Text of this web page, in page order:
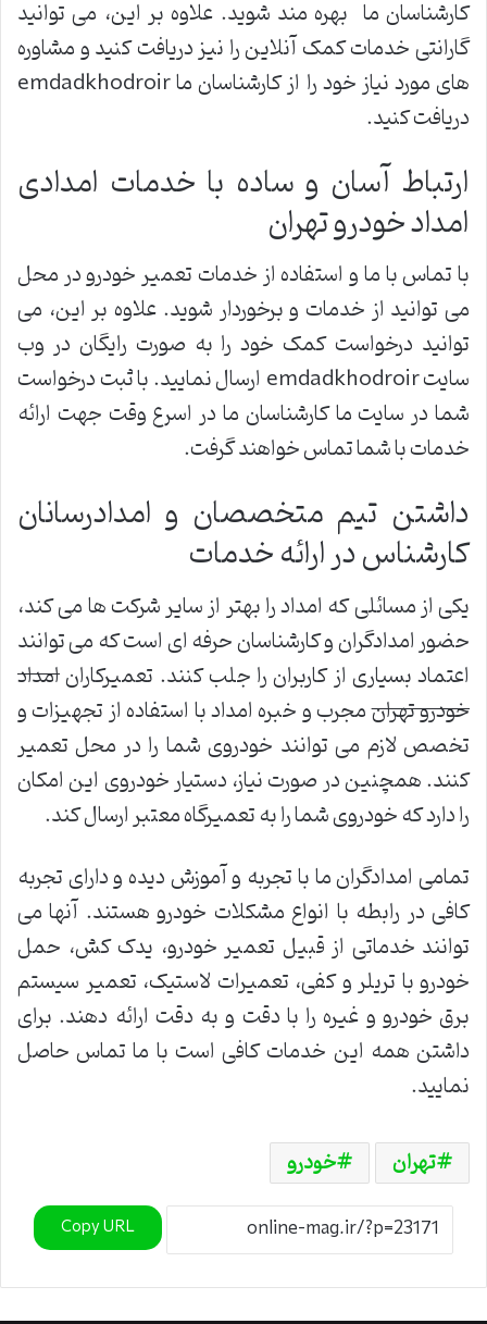
کارشناسان ما بهره مند شوید. علاوه بر این، می توانید
گارانتی خدمات کمک آنلاین را نیز دریافت کنید و مشاوره
های مورد نیاز خود را از کارشناسان ما emdadkhodroir
دریافت کنید.
ارتباط آسان و ساده با خدمات امدادی
امداد خودرو تهران
با تماس با ما و استفاده از خدمات تعمیر خودرو در محل
می توانید از خدمات و برخوردار شوید. علاوه بر این، می
توانید درخواست کمک خود را به صورت رایگان در وب
سایت emdadkhodroir ارسال نمایید. با ثبت درخواست
شما در سایت ما کارشناسان ما در اسرع وقت جهت ارائه
خدمات با شما تماس خواهند گرفت.
داشتن تیم متخصصان و امدادرسانان
کارشناس در ارائه خدمات
یکی از مسائلی که امداد را بهتر از سایر شرکت ها می کند،
حضور امدادگران و کارشناسان حرفه ای است که می توانند
اعتماد بسیاری از کاربران را جلب کنند. تعمیرکارانامداد
خودرو تهرانمجرب و خبره امداد با استفاده از تجهیزات و
تخصص لازم می توانند خودروی شما را در محل تعمیر
کنند. همچنین در صورت نیاز، دستیار خودروی این امکان
را دارد که خودروی شما را به تعمیرگاه معتبر ارسال کند.
تمامی امدادگران ما با تجربه و آموزش دیده و دارای تجربه
کافی در رابطه با انواع مشکلات خودرو هستند. آنها می
توانند خدماتی از قبیل تعمیر خودرو، یدک کش، حمل
خودرو با تریلر و کفی، تعمیرات لاستیک، تعمیر سیستم
برق خودرو و غیره را با دقت و به دقت ارائه دهند. برای
داشتن همه این خدمات کافی است با ما تماس حاصل
نمایید.
تهران خودرو
Copy URL